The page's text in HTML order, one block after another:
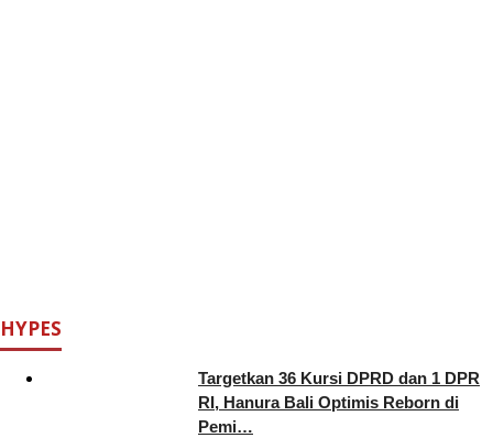
HYPES
Targetkan 36 Kursi DPRD dan 1 DPR
RI, Hanura Bali Optimis Reborn di
Pemi…